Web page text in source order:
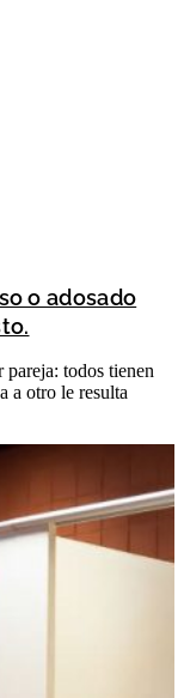
o adosado
todos tienen
a otro le resulta